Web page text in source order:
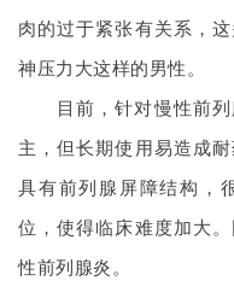
肉的过于紧张有关系，
神压力大这样的男性。
目前，针对慢性前
主，但长期使用易造成
具有前列腺屏障结构，
位，使得临床难度加大
性前列腺炎。